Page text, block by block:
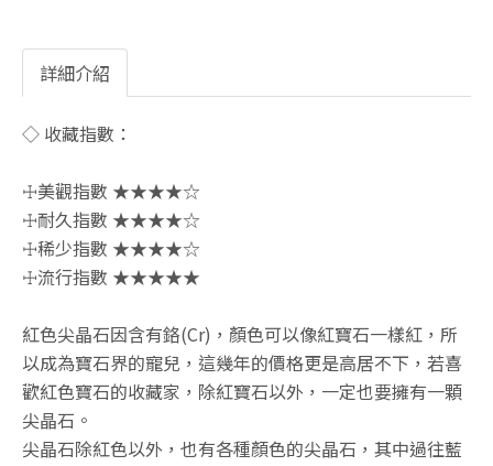
詳細介紹
◇ 收藏指數：
☩美觀指數 ★★★★☆
☩耐久指數 ★★★★☆
☩稀少指數 ★★★★☆
☩流行指數 ★★★★★
紅色尖晶石因含有鉻(Cr)，顏色可以像紅寶石一樣紅，所
以成為寶石界的寵兒，這幾年的價格更是高居不下，若喜
歡紅色寶石的收藏家，除紅寶石以外，一定也要擁有一顆
尖晶石。
尖晶石除紅色以外，也有各種顏色的尖晶石，其中過往藍